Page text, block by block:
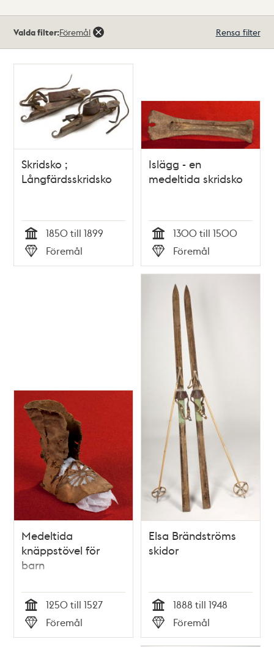
träffar
Valda filter:Föremål Rensa filter
Skridsko ;
Långfärdsskridsko
Tid
1850 till 1899
Typ
Föremål
Islägg - en
medeltida skridsko
Tid
1300 till 1500
Typ
Föremål
Medeltida
knäppstövel för
barn
Tid
1250 till 1527
Typ
Föremål
Elsa Brändströms
skidor
Tid
1888 till 1948
Typ
Föremål